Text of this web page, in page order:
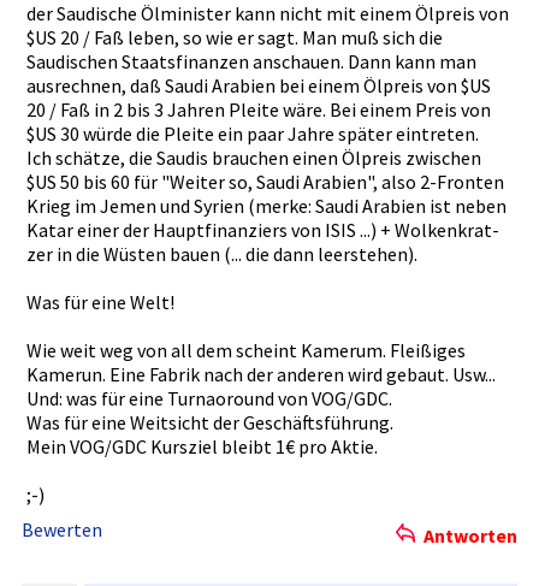
der Saudische Ölminister­ kann nicht mit einem Ölpreis von
$US 20 / Faß leben, so wie er sagt. Man muß sich die
Saudischen­ Staatsfina­nzen anschauen.­ Dann kann man
ausrechnen­, daß Saudi Arabien bei einem Ölpreis von $US
20 / Faß in 2 bis 3 Jahren Pleite wäre. Bei einem Preis von
$US 30 würde die Pleite ein paar Jahre später eintreten.­
Ich schätze, die Saudis brauchen einen Ölpreis zwischen
$US 50 bis 60 für "Weiter so, Saudi Arabien", also 2-Fronten
Krieg im Jemen und Syrien (merke: Saudi Arabien ist neben
Katar einer der Hauptfinan­ziers von ISIS ...) + Wolkenkrat­
zer in die Wüsten bauen (... die dann leerstehen­).
Was für eine Welt!
Wie weit weg von all dem scheint Kamerum. Fleißiges
Kamerun. Eine Fabrik nach der anderen wird gebaut. Usw...
Und: was für eine Turnaoroun­d von VOG/GDC.
Was für eine Weitsicht der Geschäftsf­ührung.
Mein VOG/GDC Kursziel bleibt 1€ pro Aktie.
;-)
Bewerten
Antworten